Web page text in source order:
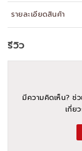
รายละเอียดสินค้า
รีวิว
มีความคิดเห็น?
เกี่ย